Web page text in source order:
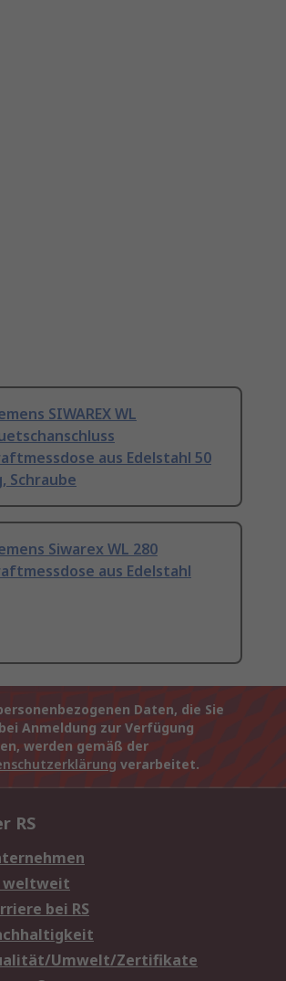
SIWAREX WL
aus Edelstahl 50
Schraube
Siwarex WL 280
aus Edelstahl
Daten, die Sie
Anmeldung zur Verfügung
werden gemäß der
verarbeitet.
RS
weltweit
bei RS
Umwelt/Zertifikate